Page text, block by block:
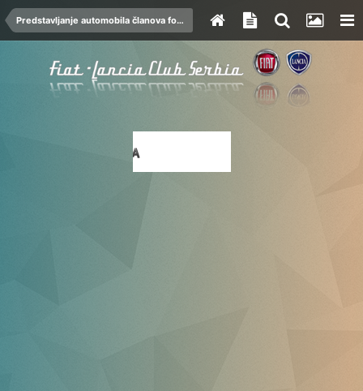
Predstavljanje automobila članova foruma